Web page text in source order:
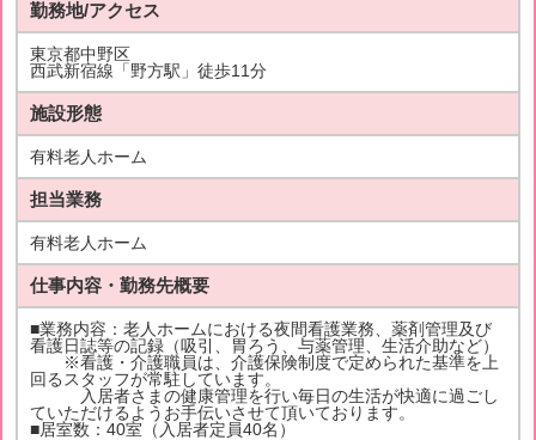
勤務地/アクセス
東京都中野区
西武新宿線「野方駅」徒歩11分
施設形態
有料老人ホーム
担当業務
有料老人ホーム
仕事内容・勤務先概要
■業務内容：老人ホームにおける夜間看護業務、薬剤管理及び
看護日誌等の記録（吸引、胃ろう、与薬管理、生活介助など）
※看護・介護職員は、介護保険制度で定められた基準を上
回るスタッフが常駐しています。
入居者さまの健康管理を行い毎日の生活が快適に過ごし
ていただけるようお手伝いさせて頂いております。
■居室数：40室（入居者定員40名）